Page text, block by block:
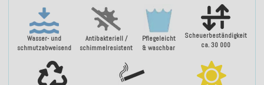
Wasser- und
schmutzabweisend
Antibakteriell /
schimmelresistent
Pflegeleicht
& waschbar
Scheuerbeständigkeit
ca. 30 000